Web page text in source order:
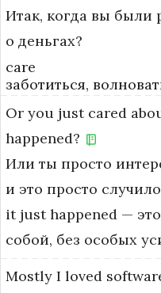
Итак, когда вы были
о деньгах?
care
заботиться,
Or you just cared
happened?
Или ты просто
и это просто
it just happened —
собой, без особых
Mostly I loved